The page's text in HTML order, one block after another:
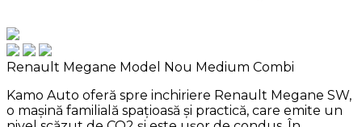
Renault Megane Model Nou Medium Combi
Kamo Auto oferă spre inchiriere Renault Megane SW,
o mașină familială spațioasă și practică, care emite un